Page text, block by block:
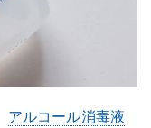
アルコール消毒液